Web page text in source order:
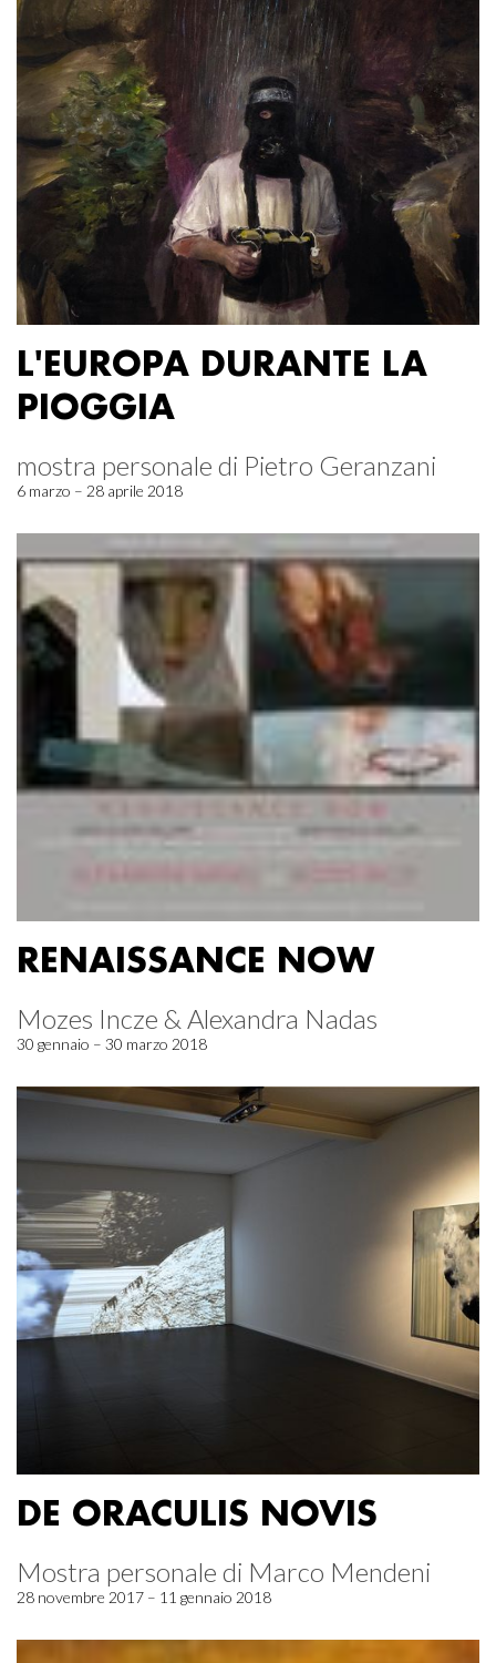
L'EUROPA DURANTE LA
PIOGGIA
mostra personale di Pietro Geranzani
6 marzo – 28 aprile 2018
RENAISSANCE NOW
Mozes Incze & Alexandra Nadas
30 gennaio – 30 marzo 2018
DE ORACULIS NOVIS
Mostra personale di Marco Mendeni
28 novembre 2017 – 11 gennaio 2018